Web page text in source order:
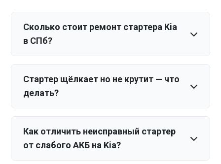
Сколько стоит ремонт стартера Kia
в СПб?
Стартер щёлкает но не крутит — что
делать?
Как отличить неисправный стартер
от слабого АКБ на Kia?